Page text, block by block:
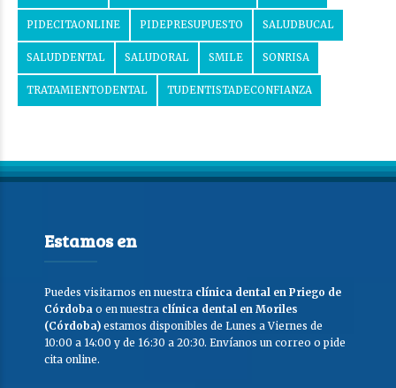
PIDECITAONLINE PIDEPRESUPUESTO SALUDBUCAL
SALUDDENTAL SALUDORAL SMILE SONRISA
TRATAMIENTODENTAL TUDENTISTADECONFIANZA
Estamos en
Puedes visitarnos en nuestra clínica dental en Priego de
Córdoba o en nuestra clínica dental en Moriles
(Córdoba) estamos disponibles de Lunes a Viernes de
10:00 a 14:00 y de 16:30 a 20:30. Envíanos un correo o pide
cita online.